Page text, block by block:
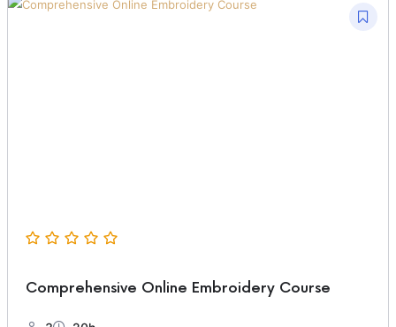
Comprehensive Online Embroidery Course